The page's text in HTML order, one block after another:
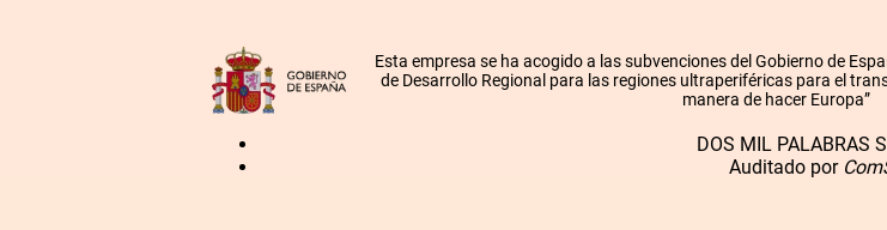
Esta empresa se ha acogido a las subvenciones del Gobierno de
de Desarrollo Regional para las regiones ultraperiféricas para el
manera de hacer Europa”
DOS MIL PALABRAS
Auditado por